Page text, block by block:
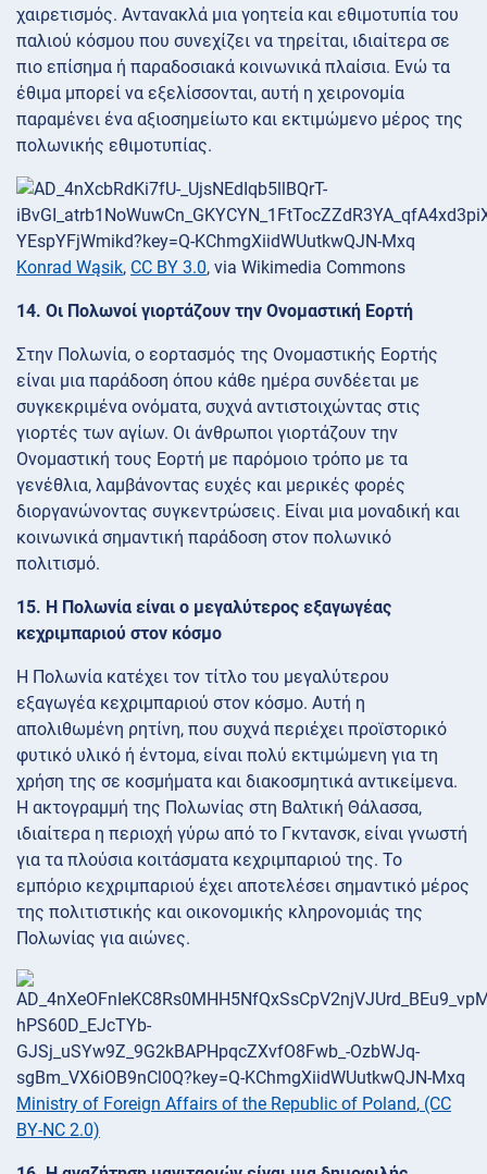
χαιρετισμός. Αντανακλά μια γοητεία και εθιμοτυπία του
παλιού κόσμου που συνεχίζει να τηρείται, ιδιαίτερα σε
πιο επίσημα ή παραδοσιακά κοινωνικά πλαίσια. Ενώ τα
έθιμα μπορεί να εξελίσσονται, αυτή η χειρονομία
παραμένει ένα αξιοσημείωτο και εκτιμώμενο μέρος της
πολωνικής εθιμοτυπίας.
Konrad Wąsik, CC BY 3.0, via Wikimedia Commons
14. Οι Πολωνοί γιορτάζουν την Ονομαστική Εορτή
Στην Πολωνία, ο εορτασμός της Ονομαστικής Εορτής
είναι μια παράδοση όπου κάθε ημέρα συνδέεται με
συγκεκριμένα ονόματα, συχνά αντιστοιχώντας στις
γιορτές των αγίων. Οι άνθρωποι γιορτάζουν την
Ονομαστική τους Εορτή με παρόμοιο τρόπο με τα
γενέθλια, λαμβάνοντας ευχές και μερικές φορές
διοργανώνοντας συγκεντρώσεις. Είναι μια μοναδική και
κοινωνικά σημαντική παράδοση στον πολωνικό
πολιτισμό.
15. Η Πολωνία είναι ο μεγαλύτερος εξαγωγέας
κεχριμπαριού στον κόσμο
Η Πολωνία κατέχει τον τίτλο του μεγαλύτερου
εξαγωγέα κεχριμπαριού στον κόσμο. Αυτή η
απολιθωμένη ρητίνη, που συχνά περιέχει προϊστορικό
φυτικό υλικό ή έντομα, είναι πολύ εκτιμώμενη για τη
χρήση της σε κοσμήματα και διακοσμητικά αντικείμενα.
Η ακτογραμμή της Πολωνίας στη Βαλτική Θάλασσα,
ιδιαίτερα η περιοχή γύρω από το Γκντανσκ, είναι γνωστή
για τα πλούσια κοιτάσματα κεχριμπαριού της. Το
εμπόριο κεχριμπαριού έχει αποτελέσει σημαντικό μέρος
της πολιτιστικής και οικονομικής κληρονομιάς της
Πολωνίας για αιώνες.
Ministry of Foreign Affairs of the Republic of Poland, (CC
BY-NC 2.0)